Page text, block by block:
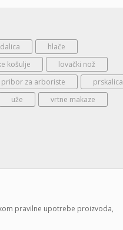
hlače
košulje
lovački nož
pribor za arboriste
prskalica
uže
vrtne makaze
pravilne upotrebe proizvoda,